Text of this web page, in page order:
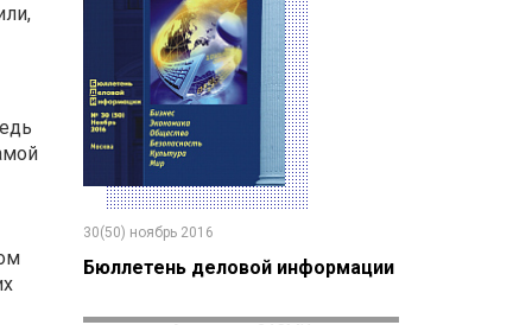
30(50) ноябрь 2016
Бюллетень деловой информации